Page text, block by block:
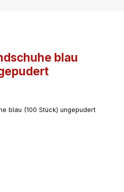
blau